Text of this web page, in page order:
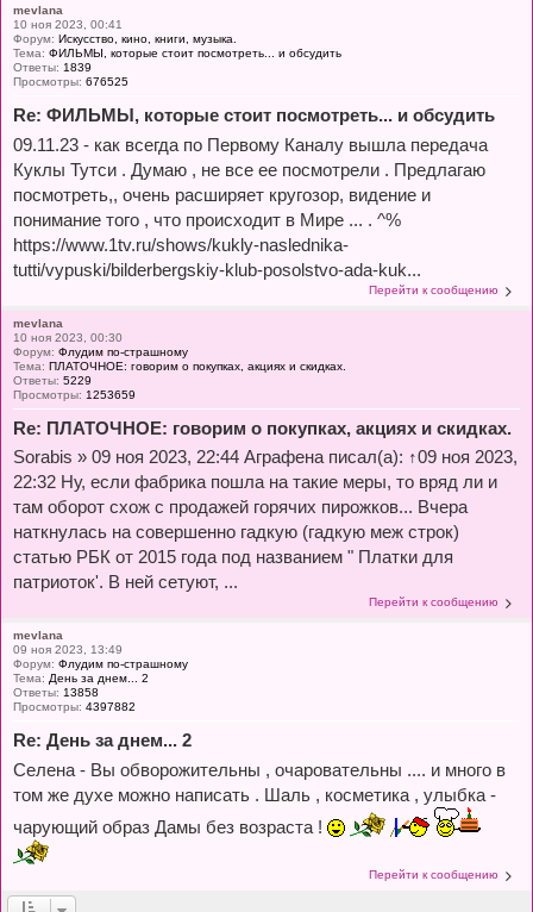
mevlana
10 ноя 2023, 00:41
Форум: Искусство, кино, книги, музыка.
Тема: ФИЛЬМЫ, которые стоит посмотреть... и обсудить
Ответы: 1839
Просмотры: 676525
Re: ФИЛЬМЫ, которые стоит посмотреть... и обсудить
09.11.23 - как всегда по Первому Каналу вышла передача
Куклы Тутси . Думаю , не все ее посмотрели . Предлагаю
посмотреть,, очень расширяет кругозор, видение и
понимание того , что происходит в Мире ... . ^%
https://www.1tv.ru/shows/kukly-naslednika-
tutti/vypuski/bilderbergskiy-klub-posolstvo-ada-kuk...
Перейти к сообщению
mevlana
10 ноя 2023, 00:30
Форум: Флудим по-страшному
Тема: ПЛАТОЧНОЕ: говорим о покупках, акциях и скидках.
Ответы: 5229
Просмотры: 1253659
Re: ПЛАТОЧНОЕ: говорим о покупках, акциях и скидках.
Sorabis » 09 ноя 2023, 22:44 Аграфена писал(а): ↑09 ноя 2023,
22:32 Ну, если фабрика пошла на такие меры, то вряд ли и
там оборот схож с продажей горячих пирожков... Вчера
наткнулась на совершенно гадкую (гадкую меж строк)
статью РБК от 2015 года под названием " Платки для
патриоток'. В ней сетуют, ...
Перейти к сообщению
mevlana
09 ноя 2023, 13:49
Форум: Флудим по-страшному
Тема: День за днем... 2
Ответы: 13858
Просмотры: 4397882
Re: День за днем... 2
Селена - Вы обворожительны , очаровательны .... и много в
том же духе можно написать . Шаль , косметика , улыбка -
чарующий образ Дамы без возраста !
Перейти к сообщению